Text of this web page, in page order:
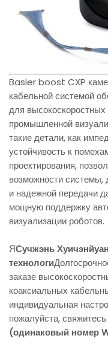
Basler boost CXP
кабельной системой
для
промышленной
такие детали, как
устойчивость к
проектирования,
возможности системы,
и надежной передачи
мощную поддержку
визуализации роботов.
ЯСучжэнь
технологи
заказе
коаксиальных
индивидуальная
пожалуйста,
(одинаковый номер